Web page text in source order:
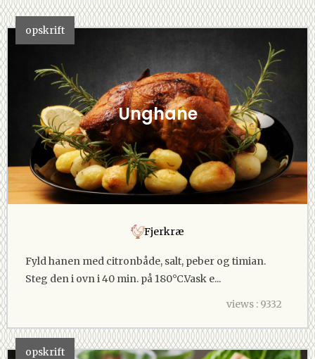
opskrift
Unghane
Fjerkræ
Fyld hanen med citronbåde, salt, peber og timian.
Steg den i ovn i 40 min. på 180°C.Vask e...
views : 9332
opskrift